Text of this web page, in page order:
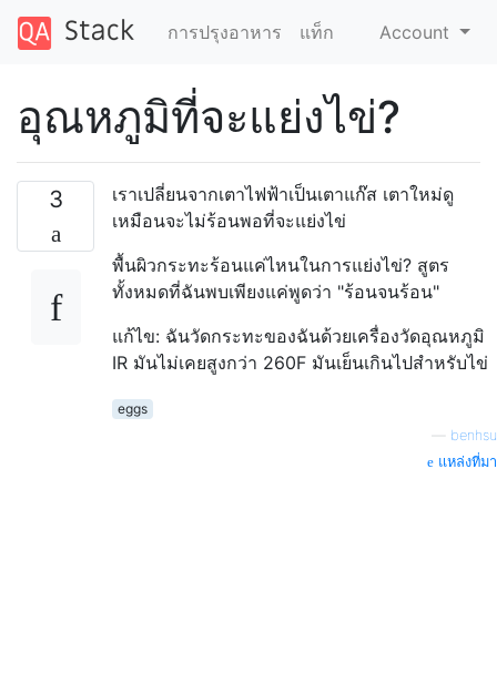
การปรุงอาหาร แท็ก Account
อุณหภูมิที่จะแย่งไข่?
3
เราเปลี่ยนจากเตาไฟฟ้าเป็นเตาแก๊ส เตาใหม่ดู
เหมือนจะไม่ร้อนพอที่จะแย่งไข่
พื้นผิวกระทะร้อนแค่ไหนในการแย่งไข่? สูตร
ทั้งหมดที่ฉันพบเพียงแค่พูดว่า "ร้อนจนร้อน"
แก้ไข: ฉันวัดกระทะของฉันด้วยเครื่องวัดอุณหภูมิ
IR มันไม่เคยสูงกว่า 260F มันเย็นเกินไปสำหรับไข่
eggs
benhsu
แหล่งที่มา